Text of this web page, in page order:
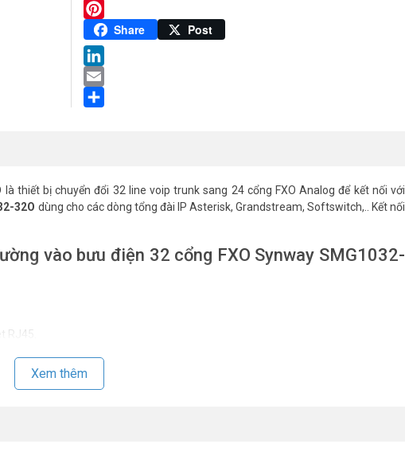
Twitter
Pinterest
Share Post
LinkedIn
Email
là thiết bị chuyển đổi 32 line voip trunk sang 24 cổng FXO Analog để kết nối với
32O dùng cho các dòng tổng đài IP Asterisk, Grandstream, Softswitch,.. Kết nối
vào bưu điện 32 cổng FXO Synway SMG1032-
RJ45.
ra, thiết lập không có cổng nào bị vượt trội cước.
gọi đến.
Xem thêm